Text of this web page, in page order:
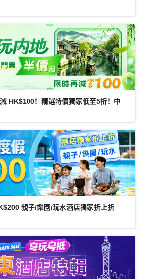
HK$100！精選特價獨家低至5折！中
全球避暑度假激減 HK$200 親子/樂園/玩水酒店獨家折上折